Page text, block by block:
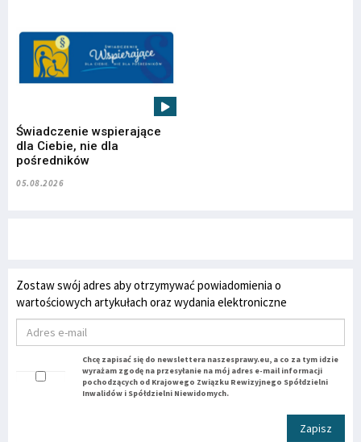
Świadczenie wspierające
dla Ciebie, nie dla
pośredników
05.08.2026
Zostaw swój adres aby otrzymywać powiadomienia o
wartościowych artykułach oraz wydania elektroniczne
Chcę zapisać się do newslettera naszesprawy.eu, a co za tym idzie
wyrażam zgodę na przesyłanie na mój adres e-mail informacji
pochodzących od Krajowego Związku Rewizyjnego Spółdzielni
Inwalidów i Spółdzielni Niewidomych.
Zapisz